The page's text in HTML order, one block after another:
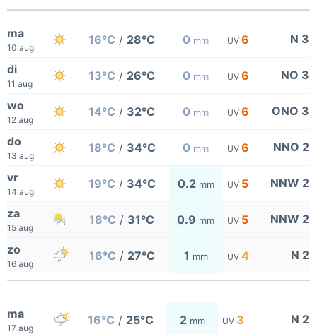
ma
10 aug
16°C / 28°C 0 mm UV 6 N 3
di
11 aug
13°C / 26°C 0 mm UV 6 NO 3
wo
12 aug
14°C / 32°C 0 mm UV 6 ONO 3
do
13 aug
18°C / 34°C 0 mm UV 6 NNO 2
vr
14 aug
19°C / 34°C 0.2 mm UV 5 NNW 2
za
15 aug
18°C / 31°C 0.9 mm UV 5 NNW 2
zo
16 aug
16°C / 27°C 1 mm UV 4 N 2
ma
17 aug
16°C / 25°C 2 mm UV 3 N 2